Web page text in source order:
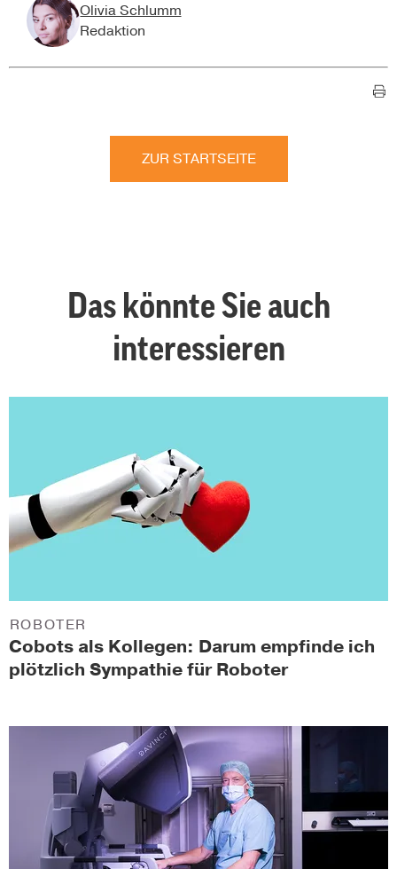
Olivia Schlumm
Redaktion
ZUR STARTSEITE
Das könnte Sie auch
interessieren
Cobots als Kollegen: Darum empfinde ich
plötzlich Sympathie für Roboter
ROBOTER